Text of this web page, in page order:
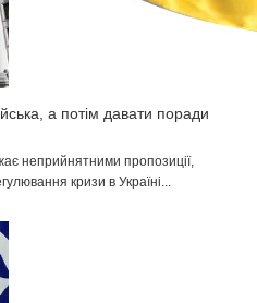
а потім давати поради
неприйнятними пропозиції,
кризи в Україні...